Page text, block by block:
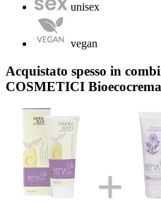
unisex
vegan
Acquistato spesso in
COSMETICI